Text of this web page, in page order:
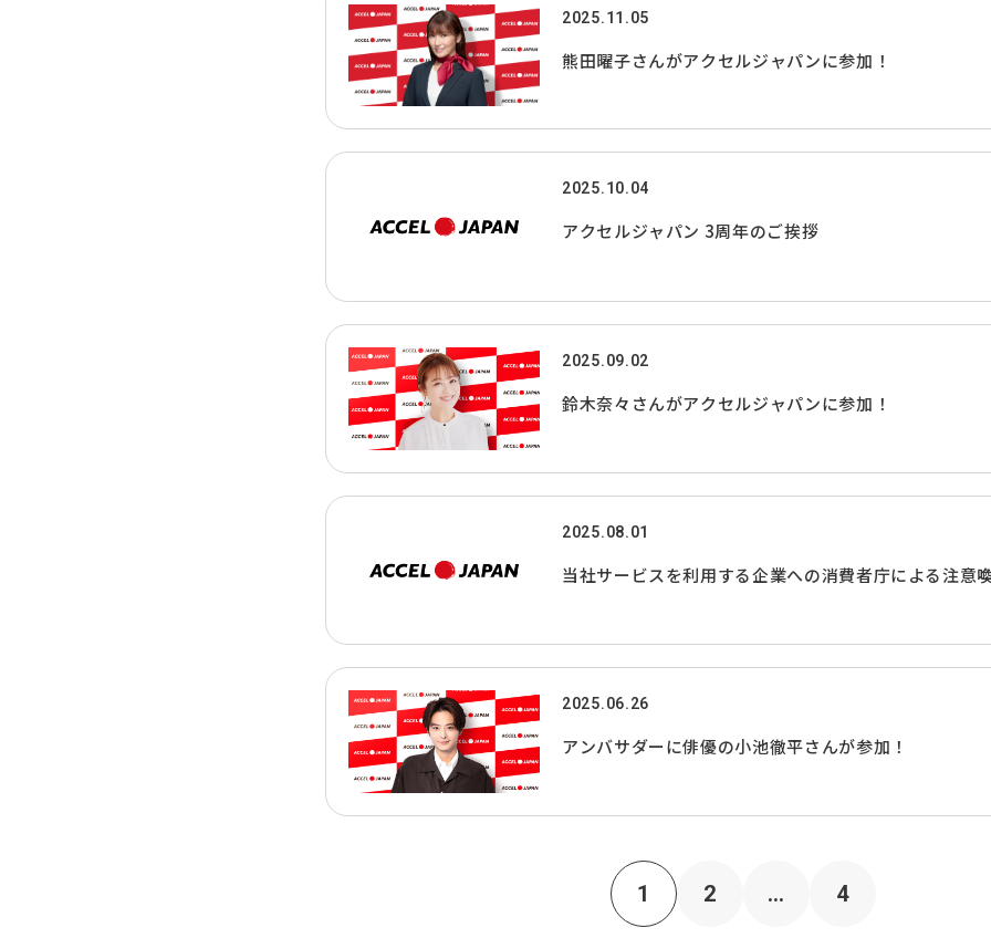
2025.11.05
熊田曜子さんがアクセルジャパンに参加！
2025.10.04
アクセルジャパン 3周年のご挨拶
2025.09.02
鈴木奈々さんがアクセルジャパンに参加！
2025.08.01
当社サービスを利用する企業への消費者庁による注意
2025.06.26
アンバサダーに俳優の小池徹平さんが参加！
1 2 … 4